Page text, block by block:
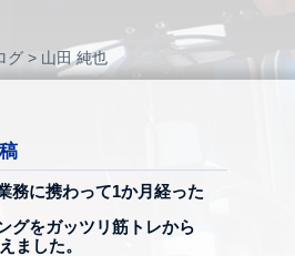
グ> 山田 純也
務に携わって1か月経った
グをガッツリ筋トレから
ました。